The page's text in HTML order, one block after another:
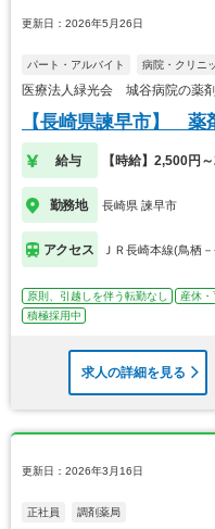
更新日：2026年5月26日
パート・アルバイト 病院・クリニ
医療法人緑光会 城谷病院の薬
【長崎県諫早市】 薬
給与 【時給】2,500円
勤務地 長崎県 諫早市
アクセス ＪＲ長崎本線(鳥栖
原則、引越しを伴う転勤なし 産休
積極採用中
求人の詳細を見る
更新日：2026年3月16日
正社員 調剤薬局